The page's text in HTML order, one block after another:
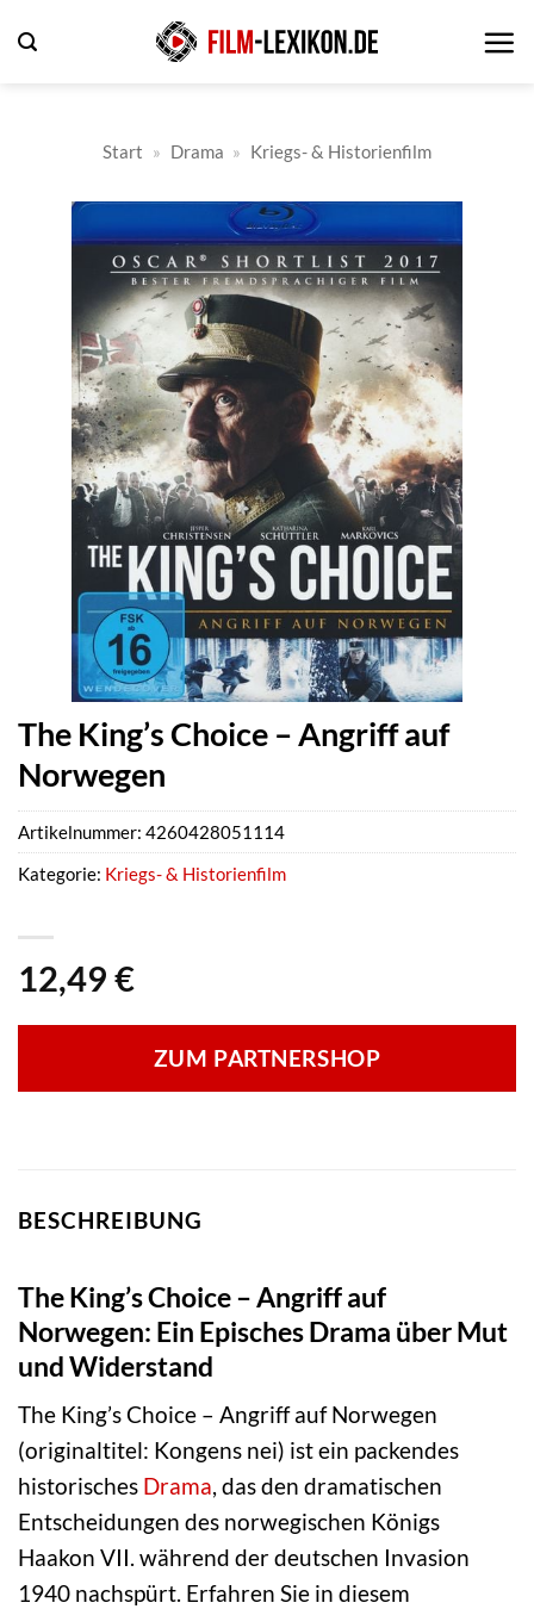
Inhalt
Start » Drama » Kriegs- & Historienfilm
The King’s Choice – Angriff auf
Norwegen
12,49 €
ZUM PARTNERSHOP
Artikelnummer: 4260428051114
Kategorie: Kriegs- & Historienfilm
BESCHREIBUNG
The King’s Choice – Angriff auf
Norwegen: Ein Episches Drama über Mut
und Widerstand
The King’s Choice – Angriff auf Norwegen
(originaltitel: Kongens nei) ist ein packendes
historisches Drama, das den dramatischen
Entscheidungen des norwegischen Königs
Haakon VII. während der deutschen Invasion
1940 nachspürt. Erfahren Sie in diesem